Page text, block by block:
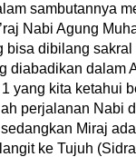
sambutannya
Nabi Agung
bisa dibilang sakral
diabadikan dalam
yang kita ketahui
perjalanan Nabi
Miraj
ke Tujuh